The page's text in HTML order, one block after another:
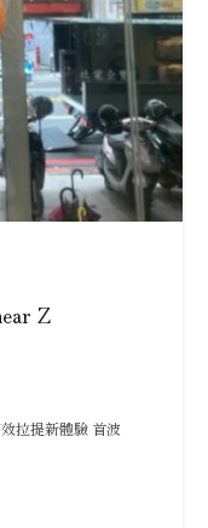
Z
拉提新體驗 首波